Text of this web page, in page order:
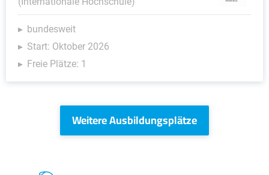
bundesweit
Start: Oktober 2026
Freie Plätze: 1
Weitere Ausbildungsplätze